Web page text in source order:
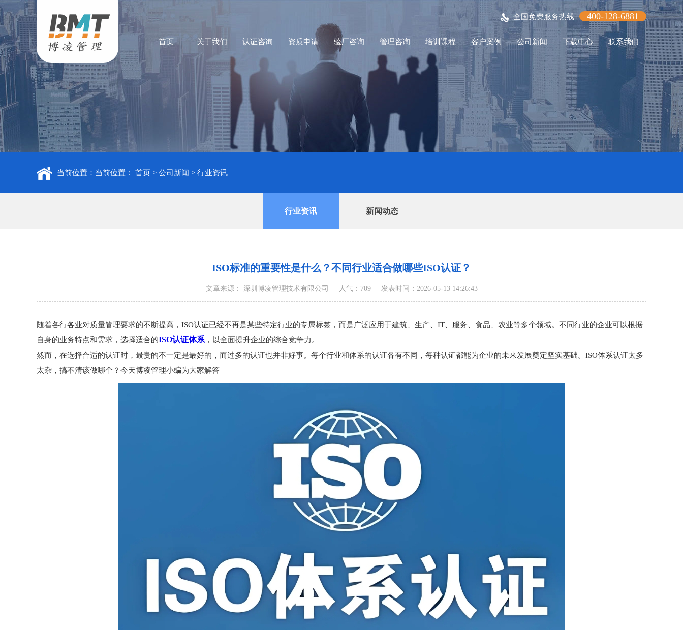
全国免费服务热线 400-128-6881
首页 关于我们 认证咨询 资质申请 验厂咨询 管理咨询 培训课程 客户案例 公司新闻 下载中心 联系我们
当前位置：当前位置： 首页 > 公司新闻 > 行业资讯
行业资讯 新闻动态
ISO标准的重要性是什么？不同行业适合做哪些ISO认证？
文章来源： 深圳博凌管理技术有限公司 人气：709 发表时间：2026-05-13 14:26:43
随着各行各业对质量管理要求的不断提高，ISO认证已经不再是某些特定行业的专属标签，而是广泛应用于建筑、生产、IT、服务、食品、农业等多个领域。不同行业的企业可以根据
自身的业务特点和需求，选择适合的ISO认证体系 ，以全面提升企业的综合竞争力。
然而，在选择合适的认证时，最贵的不一定是最好的，而过多的认证也并非好事。每个行业和体系的认证各有不同，每种认证都能为企业的未来发展奠定坚实基础。ISO体系认证太多
太杂，搞不清该做哪个？今天博凌管理小编为大家解答